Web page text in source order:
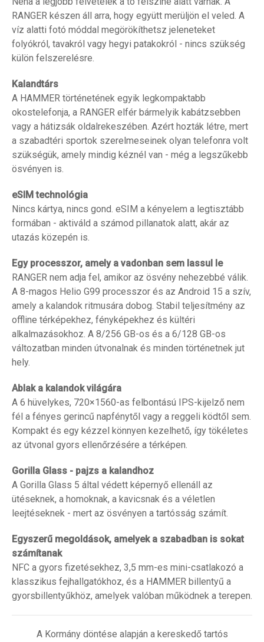
RANGER készen áll arra, hogy együtt merüljön el veled. A
víz alatti fotó móddal megörökíthetsz jeleneteket
folyókról, tavakról vagy hegyi patakokról - nincs szükség
külön felszerelésre.
Kalandtárs
A HAMMER történetének egyik legkompaktabb
okostelefonja, a RANGER elfér bármelyik kabátzsebben
vagy a hátizsák oldalrekeszében. Azért hozták létre, mert
a szabadtéri sportok szerelmeseinek olyan telefonra volt
szükségük, amely mindig kéznél van - még a legszűkebb
ösvényen is.
eSIM technológia
Nincs kártya, nincs gond. eSIM a kényelem a legtisztább
formában - aktiváld a számod pillanatok alatt, akár az
utazás közepén is.
Egy processzor, amely a vadonban sem lassul le
RANGER nem adja fel, amikor az ösvény nehezebbé válik.
A 8-magos Helio G99 processzor és az Android 15 a szív,
amely a kalandok ritmusára dobog. Stabil teljesítmény az
offline térképekhez, fényképekhez és kültéri
alkalmazásokhoz. A 8/256 GB-os és a 6/128 GB-os
változatban minden útvonalnak és minden történetnek jut
hely.
Ablak a kalandok világára
A 6 hüvelykes, 720×1560-as felbontású IPS-kijelző nem
fél a fényes gerincű napfénytől vagy a reggeli ködtől sem.
Kompakt és egy kézzel könnyen kezelhető, így tökéletes
az útvonal gyors ellenőrzésére a térképen.
Gorilla Glass - pajzs a kalandhoz
A Gorilla Glass 5 által védett képernyő ellenáll az
ütéseknek, a homoknak, a kavicsnak és a véletlen
leejtéseknek - mert az ösvényen a tartósság számít.
Egyszerű megoldások, amelyek a szabadban is sokat
számítanak
NFC a gyors fizetésekhez, 3,5 mm-es mini-csatlakozó a
klasszikus fejhallgatókhoz, és a HAMMER billentyű a
gyorsbillentyűkhöz, amelyek valóban működnek a terepen.
A Kormány döntése alapján a kereskedő tartós